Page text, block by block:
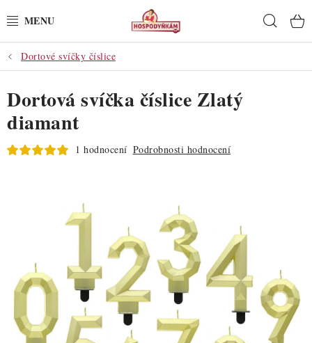
na
POTŘEBY
POMŮCKY
SUROVINY
POCHUTINY
ZDRAVÉ PEČENÍ
Dortové svíčky číslice
Dortová svíčka číslice Zlatý
diamant
1 hodnocení Podrobnosti hodnocení